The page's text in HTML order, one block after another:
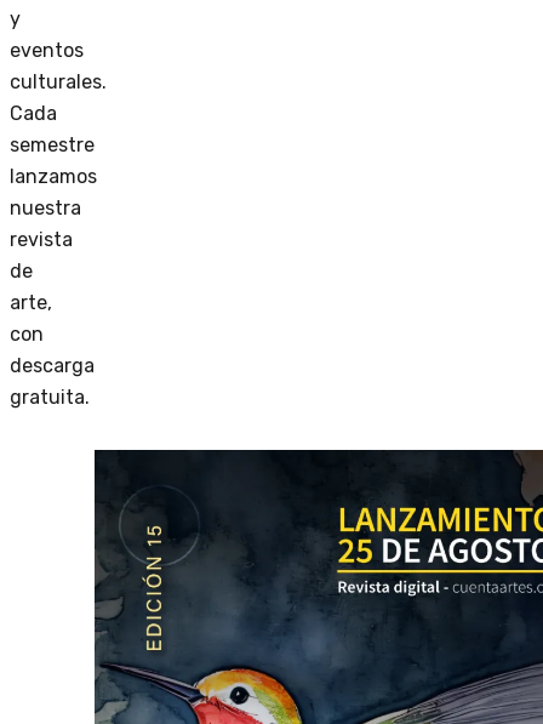
y
eventos
culturales.
Cada
semestre
lanzamos
nuestra
revista
de
arte,
con
descarga
gratuita.